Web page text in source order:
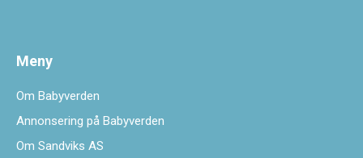
Meny
Om Babyverden
Annonsering på Babyverden
Om Sandviks AS